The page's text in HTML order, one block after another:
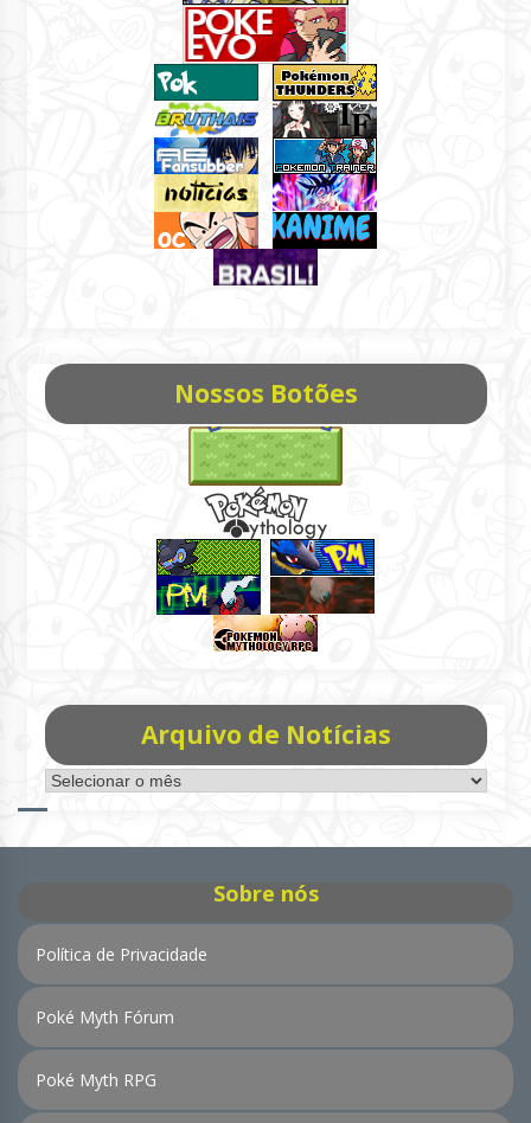
Nossos Botões
Arquivo de Notícias
Arquivo
de
Sobre nós
Política de Privacidade
Poké Myth Fórum
Poké Myth RPG